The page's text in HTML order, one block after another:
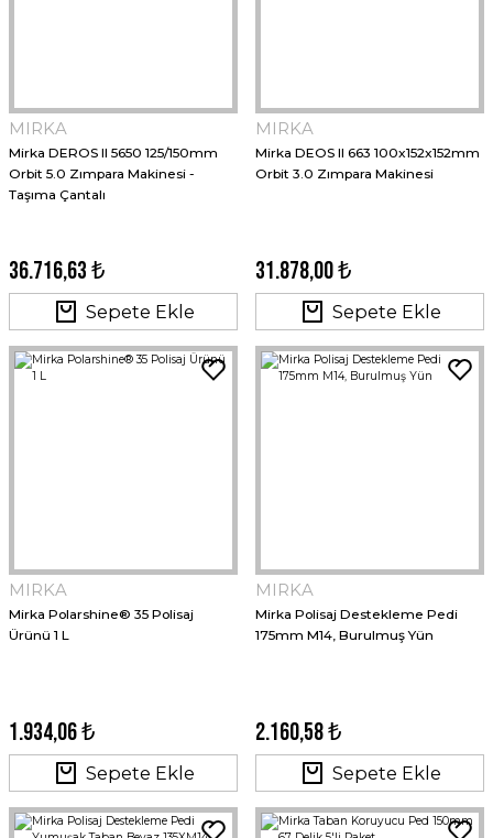
MIRKA
Mirka DEROS II 5650 125/150mm
Orbit 5.0 Zımpara Makinesi -
Taşıma Çantalı
36.716,63 ₺
Sepete Ekle
MIRKA
Mirka DEOS II 663 100x152x152mm
Orbit 3.0 Zımpara Makinesi
31.878,00 ₺
Sepete Ekle
MIRKA
Mirka Polarshine® 35 Polisaj
Ürünü 1 L
1.934,06 ₺
Sepete Ekle
MIRKA
Mirka Polisaj Destekleme Pedi
175mm M14, Burulmuş Yün
2.160,58 ₺
Sepete Ekle